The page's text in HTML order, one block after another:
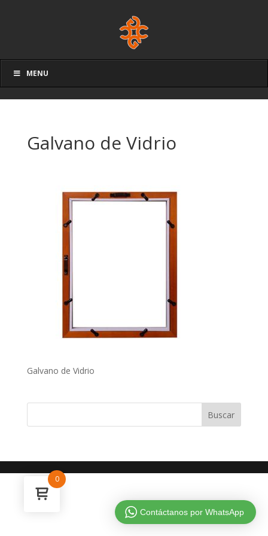
MENU
Galvano de Vidrio
Galvano de Vidrio
0
Contáctanos por WhatsApp